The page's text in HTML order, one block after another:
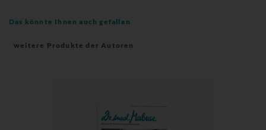
Das könnte Ihnen auch gefallen
weitere Produkte der Autoren